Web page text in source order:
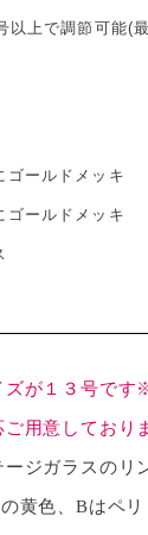
以上で調節可能(
ゴールドメッキ
ゴールドメッキ
が１３号です
用意しており
ジガラスのリ
黄色、Bはペリ